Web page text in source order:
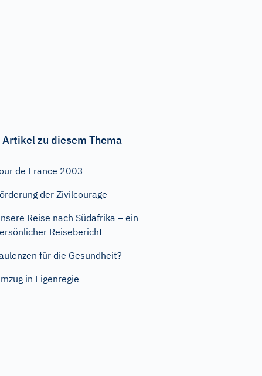
Artikel zu diesem Thema
de France 2003
der Zivilcourage
Reise nach Südafrika – ein
Reisebericht
für die Gesundheit?
in Eigenregie